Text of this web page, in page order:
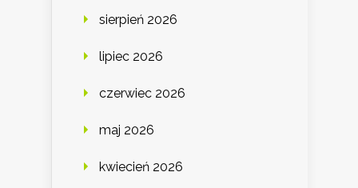
sierpień 2026
lipiec 2026
czerwiec 2026
maj 2026
kwiecień 2026